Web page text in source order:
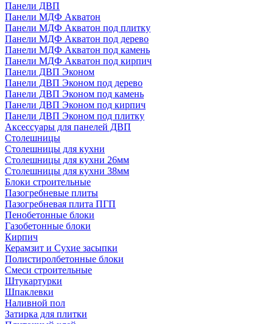
Панели ДВП
Панели МДФ Акватон
Панели МДФ Акватон под плитку
Панели МДФ Акватон под дерево
Панели МДФ Акватон под камень
Панели МДФ Акватон под кирпич
Панели ДВП Эконом
Панели ДВП Эконом под дерево
Панели ДВП Эконом под камень
Панели ДВП Эконом под кирпич
Панели ДВП Эконом под плитку
Аксессуары для панелей ДВП
Столешницы
Столешницы для кухни
Столешницы для кухни 26мм
Столешницы для кухни 38мм
Блоки строительные
Пазогребневые плиты
Пазогребневая плита ПГП
Пенобетонные блоки
Газобетонные блоки
Кирпич
Керамзит и Сухие засыпки
Полистиролбетонные блоки
Смеси строительные
Штукартурки
Шпаклевки
Наливной пол
Затирка для плитки